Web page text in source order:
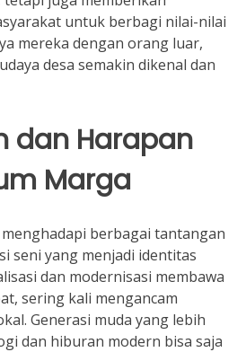
untuk berbagi nilai-nilai
mereka dengan orang luar,
desa semakin dikenal dan
dan Harapan
Marga
berbagai tantangan
seni yang menjadi identitas
dan modernisasi membawa
sering kali mengancam
Generasi muda yang lebih
dan hiburan modern bisa saja